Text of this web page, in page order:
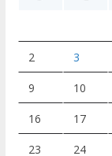
2 3
9 10
16 17
23 24